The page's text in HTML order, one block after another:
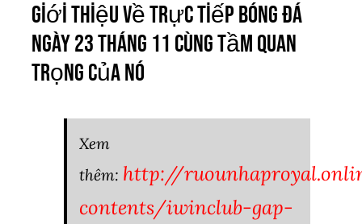
Giới thiệu về trực tiếp bóng đá
ngày 23 tháng 11 cùng tầm quan
trọng của nó
Xem
thêm: http://
contents/iwinclub-gap-